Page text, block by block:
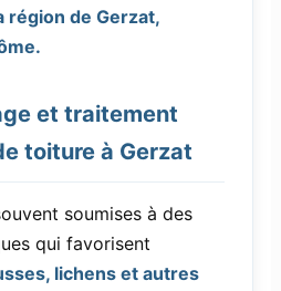
région de Gerzat,
et traitement
toiture à Gerzat
soumises à des
qui favorisent
lichens et autres